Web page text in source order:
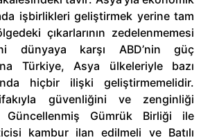
işbirlikleri geliştirmek yerine tam
çıkarlarının zedelenmemesi
dünyaya karşı ABD’nin güç
Türkiye, Asya ülkeleriyle bazı
hiçbir ilişki geliştirmemelidir.
güvenliğini ve zenginliği
Güncellenmiş Gümrük Birliği ile
kambur ilan edilmeli ve Batılı